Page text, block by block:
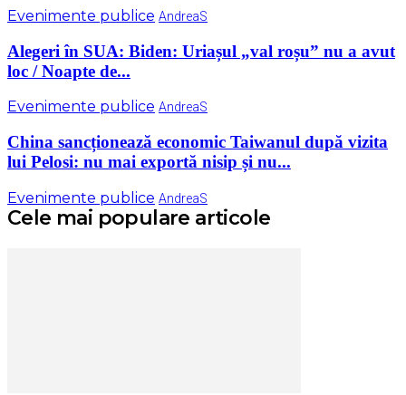
Evenimente publice AndreaS
Alegeri în SUA: Biden: Uriașul „val roșu” nu a avut
loc / Noapte de...
Evenimente publice AndreaS
China sancționează economic Taiwanul după vizita
lui Pelosi: nu mai exportă nisip și nu...
Evenimente publice AndreaS
Cele mai populare articole